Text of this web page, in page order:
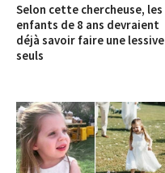
Selon cette chercheuse, les
enfants de 8 ans devraient
déjà savoir faire une lessive
seuls